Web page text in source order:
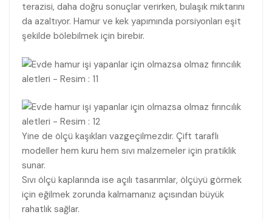
terazisi, daha doğru sonuçlar verirken, bulaşık miktarını
da azaltıyor. Hamur ve kek yapımında porsiyonları eşit
şekilde bölebilmek için birebir.
Yine de ölçü kaşıkları vazgeçilmezdir. Çift taraflı
modeller hem kuru hem sıvı malzemeler için pratiklik
sunar.
Sıvı ölçü kaplarında ise açılı tasarımlar, ölçüyü görmek
için eğilmek zorunda kalmamanız açısından büyük
rahatlık sağlar.